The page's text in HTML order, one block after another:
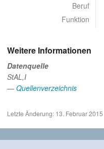
Beruf
Funktion
Weitere Informationen
Datenquelle
StAL,I
— Quellenverzeichnis
Letzte Änderung: 13. Februar 2015